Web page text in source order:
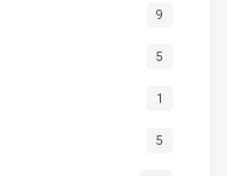
9
5
1
5